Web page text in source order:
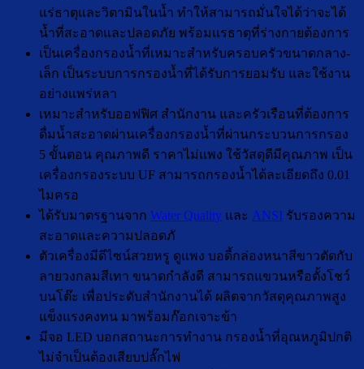
แร่ธาตุและวิตามินในน้ำ ทำให้สามารถมั่นใจได้ว่าจะได้
น้ำที่สะอาดและปลอดภัย พร้อมแรธาตุที่ร่างกายต้องการ
เป็นเครื่องกรองน้ำที่เหมาะสำหรับครอบครัวขนาดกลาง-
เล็ก เป็นระบบการกรองน้ำที่ได้รับการยอมรับ และใช้งาน
อย่างแพร่หลา
เหมาะสำหรับออฟฟิศ สำนักงาน และครัวเรือนที่ต้องการ
ดื่มน้ำสะอาดผ่านเครื่องกรองน้ำที่ผ่านกระบวนการกรอง
5 ขั้นตอน คุณภาพดี ราคาไม่แพง ใช้วัสดุดีมีคุณภาพ เป็น
เครื่องกรองระบบ UF สามารถกรองน้ำได้ละเอียดถึง 0.01
ไมครอ
ได้รับมาตรฐานจาก Water Quality และ ANSI รับรองความ
สะอาดและความปลอดภั
ตัวเครื่องมีดีไซน์สวยหรู ดูแพง บอดี้กล่องหนาสีขาวตัดกับ
ลายวงกลมสีเทา ขนาดกำลังดี สามารถแขวนหรือตั้งโชว์
บนโต๊ะ เพื่อประดับสำนักงานได้ ผลิตจากวัสดุคุณภาพสูง
แข็งแรงคงทน มาพร้อมก๊อกเจาะข้า
มีจอ LED บอกสถานะการทำงาน กรองน้ำที่อุณหภูมิปกติ
ไม่จำเป็นต้องเสียบปลั๊กไฟ